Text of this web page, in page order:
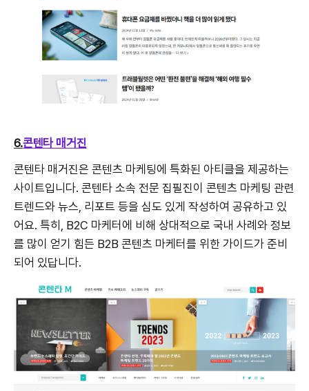
6.콘텐타 매거진
콘텐타 매거진은 콘텐츠 마케팅에 특화된 아티클을 제공하는
사이트입니다. 콘텐타 소속 전문 집필진이 콘텐츠 마케팅 관련
트렌드와 뉴스, 리포트 등을 심도 있게 작성하여 공유하고 있
어요. 특히, B2C 마케터에 비해 상대적으로 국내 사례와 정보
를 많이 얻기 힘든 B2B 콘텐츠 마케터를 위한 가이드가 준비
되어 있답니다.